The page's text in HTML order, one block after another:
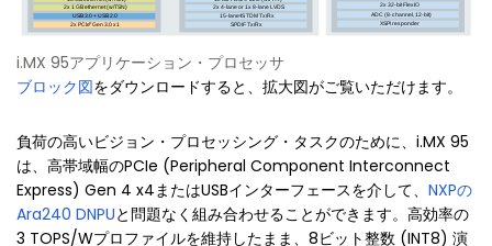
i.MX 95アプリケーション・プロセッサ
ブロック図をダウンロードすると、拡大図がご覧いただけます。
負荷の高いビジョン・プロセッシング・タスクのために、i.MX 95
は、高帯域幅のPCIe (Peripheral Component Interconnect
Express) Gen 4 x4またはUSBインターフェースを介して、 NXPの
Ara240 DNPUと問題なく組み合わせることができます。高効率の
3 TOPS/Wプロファイルを維持したまま、8ビット整数 (INT8) 演